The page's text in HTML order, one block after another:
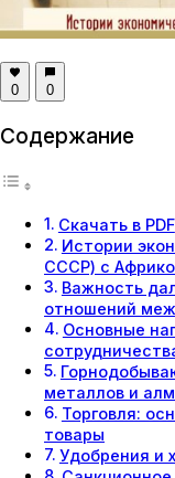
0 0
Содержание
Скачать в PDF
Истории
СССР) с
Важность
отношений
Основные
металлов и
Торговля:
товары
Удобрения и